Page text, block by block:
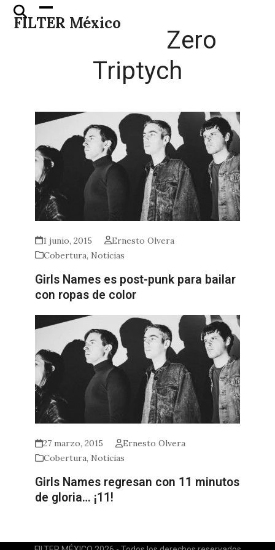
Skip
FILTER México
Open
mobile
Close
mobile
Zero
Triptych
1 junio, 2015
Ernesto Olvera
Cobertura, Noticias
Girls Names es post-punk para bailar
con ropas de color
27 marzo, 2015
Ernesto Olvera
Cobertura, Noticias
Girls Names regresan con 11 minutos
de gloria… ¡11!